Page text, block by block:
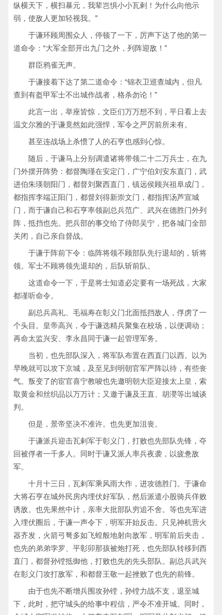
纵横天下，横扫暴元，我辈岂惧小小瓦剌！为什么向他示
弱，使敌人更加轻视我。”
于谦环顾周围众人，停顿了一下，厉声下达了他的第一
道命令：“大军全部开出九门之外，列阵迎敌！”
群臣鸦雀无声。
于谦接着下达了第二道命令：“锦衣卫巡查城内，但凡
查到有盔甲军士不出城作战者，格杀勿论！”
此言一出，举座皆惊，文臣们万万想不到，平日看上去
温文尔雅的于谦竟然如此强悍，军令之严厉前所未有。
甚至连战场上杀惯了人的石亨也感到心惊。
随后，于谦马上分别调遣诸将带领二十二万兵士，在九
门外摆开阵势：都督陶瑾在安定门，广宁伯刘安东直门，武
进伯朱瑛朝阳门，都督刘聚西直门，镇远侯顾兴祖阜成门，
都指挥李端正阳门，都督刘得新崇文门，都指挥汤芦宣城
门，而于谦自己和石亨率领副总兵范广、武兴在德胜门外列
阵，抵挡也先。把兵部的事交给了侍郎吴宁，把各城门全部
关闭，自己亲自督战。
于谦于阵前下令：临阵将领不顾部队先行退却的，斩将
领。军士不顾将领先退却的，后队斩前队。
这道命令一下，于是将士知道必定要有一场死战，大家
都谨听命令。
副总兵高礼、毛福寿在彰义门北面抵挡敌人，俘虏了一
个头目。皇帝高兴，令于谦选精兵聚集在校场，以便调动；
再命太监兴安、李永昌同于谦一起管理军务。
当初，也先部队深入，将军队布置在西直门以西。以为
早晚就可以攻下京城，及至见到明朝官军严阵以待，有些丧
气。叛变了的宦官喜宁教唆也先邀明朝大臣迎接太上皇，索
取黄金和丝织品以万万计；又邀于谦及王直、胡濙等出城谈
判。
但是，景帝坚决不准许。也先更加沮丧。
于谦派兵迎击瓦剌军于彰义门，打败也先部队先锋，夺
回被俘者一千多人。同时于谦又派人率兵夜袭，以疲惫敌
军。
十月十三日，瓦剌军乘风雨大作，进攻德胜门。于谦命
大将石亨在城外民房内埋伏好军队，然后派遣小股骑兵佯败
诱敌。也先果然中计，亲率大批部队穷追不舍。等也先军进
入埋伏圈后，于谦一声令下，明军开始反击。只见神机营火
器齐发，火箭弓弩多如飞蝗般地射向敌军，明军前后夹击，
也先的弟弟孛罗、平彰卯那孩被炮打死，也先部队转移到西
直门，都督孙镗抵御他，打败也先的先头部队。副总兵武兴
在彰义门攻打敌军，和都督王敬一起挫败了也先的前锋。
由于也先不断增兵围攻孙镗，孙镗力战不支，退至城
下，此时，把守城头的给事中程信，严令不准开城。同时，